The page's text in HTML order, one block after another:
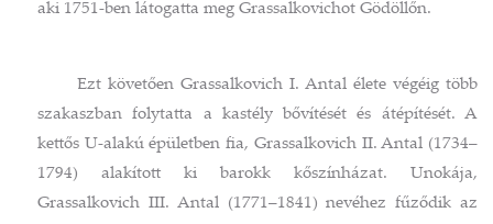
aki 1751-ben látogatta meg Grassalkovichot Gödöllőn.
Ezt követően Grassalkovich I. Antal élete végéig több
szakaszban folytatta a kastély bővítését és átépítését. A
kettős U-alakú épületben fia, Grassalkovich II. Antal (1734–
1794) alakított ki barokk kőszínházat. Unokája,
Grassalkovich III. Antal (1771–1841) nevéhez fűződik az